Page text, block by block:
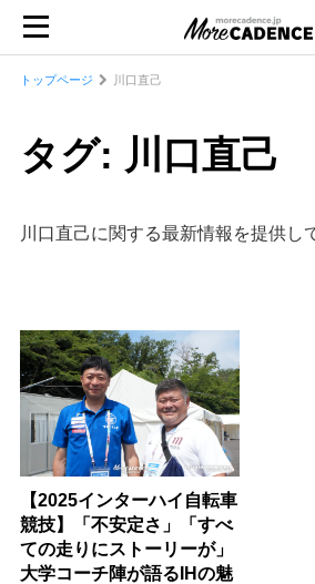
トップページ 川口直己
タグ: 川口直己
川口直己に関する最新情報を提供し
【2025インターハイ自転車
競技】「不安定さ」「すべ
ての走りにストーリーが」
大学コーチ陣が語るIHの魅